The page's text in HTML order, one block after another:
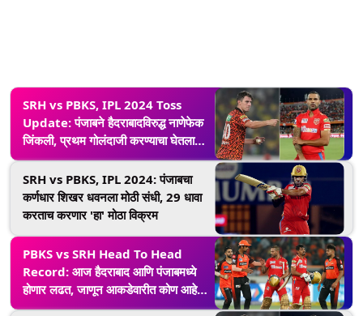
SRH vs PBKS, IPL 2024 Toss
Update: पंजाबने हैदराबादविरुद्ध नाणेफेक
जिंकली, प्रथम गोलंदाजी करण्याचा घेतला
निर्णय; पाहा प्लेइंग 11
SRH vs PBKS, IPL 2024: पंजाबचा
कर्णधार शिखर धवनला मोठी संधी, 29 धावा
करताच करणार 'हा' मोठा विक्रम
PBKS vs SRH Head To Head
Record: आज हैदराबाद आणि पंजाबमध्ये
होणार लढत, जाणून आकडेवारीत कोण आहे
वरचढ